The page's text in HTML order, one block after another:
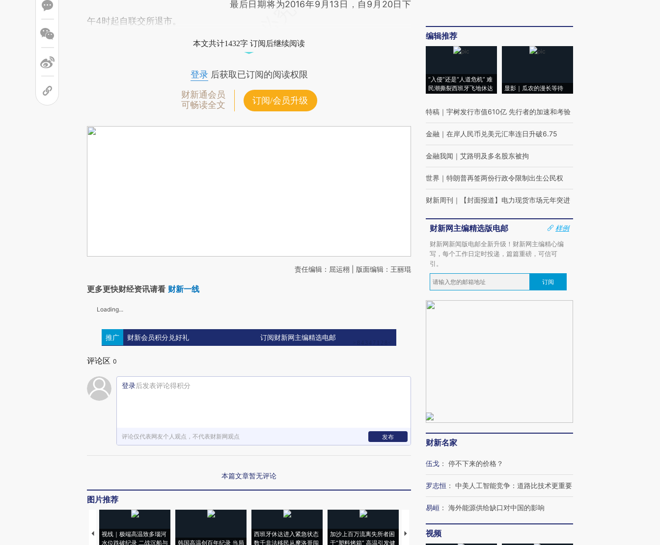
最后日期将为2016年9月13日，自9月20日下
午4时起自联交所退市。
本文共计1432字 订阅后继续阅读
登录后获取已订阅的阅读权限
财新通会员
可畅读全文
订阅/会员升级
责任编辑：屈运栩 | 版面编辑：王丽琨
更多更快财经资讯请看 财新一线
Loading...
推广 财新会员积分兑好礼 订阅财新网主编精选电邮
评论区 0
登录后发表评论得积分
评论仅代表网友个人观点，不代表财新网观点 发布
本篇文章暂无评论
图片推荐
视线｜极端高温致多瑙河
水位跌破纪录 二战沉船与
韩国高温创百年纪录 当局
西班牙休达进入紧急状态
数千非法移民从摩洛哥闯
加沙上百万流离失所者困
于“塑料烤箱” 高温引发健
视线｜HYROX的吸金
术：是什么让中产们甘
粒摇头丸 尿检体内含3种
度Z世代 用街头抗争将教
编辑推荐
“入侵”还是“人道危机” 难
民潮撕裂西班牙飞地休达
显影｜瓜农的漫长等待
特稿 ｜ 宇树发行市值610亿 先行者的加速和考验
金融 ｜ 在岸人民币兑美元汇率连日升破6.75
金融我闻 ｜ 艾路明及多名股东被拘
世界 ｜ 特朗普再签两份行政令限制出生公民权
财新周刊 ｜ 【封面报道】电力现货市场元年突进
财新网主编精选版电邮
样例
财新网新闻版电邮全新升级！财新网主编精心编
写，每个工作日定时投递，篇篇重磅，可信可
引。
订阅
财新名家
伍戈 ： 停不下来的价格？
罗志恒 ： 中美人工智能竞争：道路比技术更重要
易峘 ： 海外能源供给缺口对中国的影响
视频